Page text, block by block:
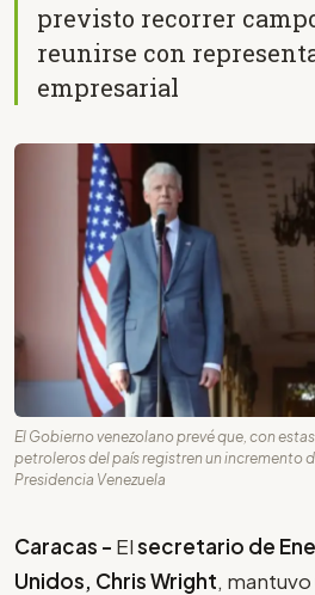
previsto recorrer
reunirse con
empresarial
El Gobierno venezolano prevé que, con
petroleros del país registren un incremento
Presidencia Venezuela
Caracas - Elsecretario de
Unidos, Chris Wright,